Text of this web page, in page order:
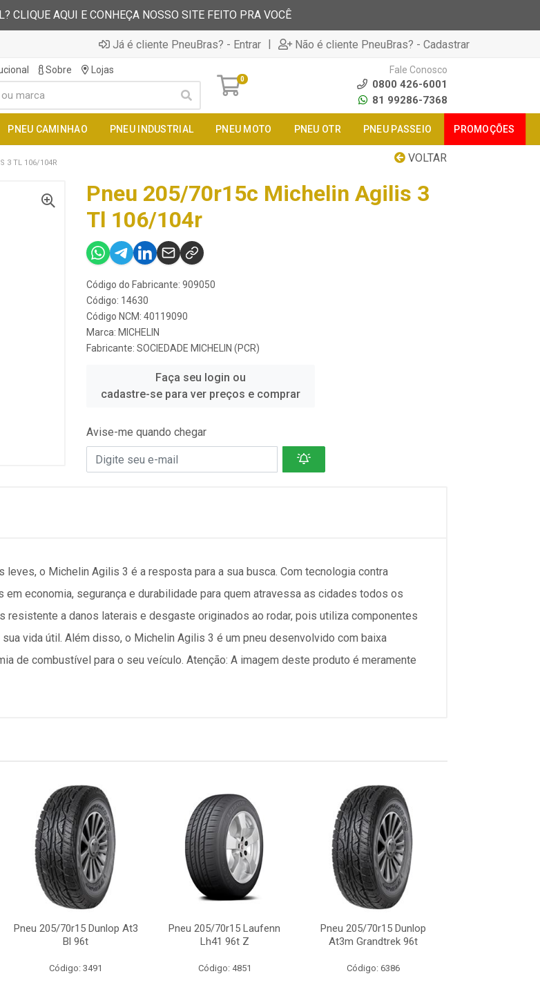
CLIQUE AQUI E CONHEÇA NOSSO SITE FEITO PRA VOCÊ
Já é cliente PneuBras? - Entrar | Não é cliente PneuBras? - Cadastrar
Sobre Lojas
0
Fale Conosco
0800 426-6001
81 99286-7368
PNEU CAMINHAO PNEU INDUSTRIAL PNEU MOTO PNEU OTR PNEU PASSEIO PROMOÇÕES
VOLTAR
3 TL 106/104R
Pneu 205/70r15c Michelin Agilis 3
Tl 106/104r
Código do Fabricante: 909050
Código: 14630
Código NCM: 40119090
Marca: MICHELIN
Fabricante: SOCIEDADE MICHELIN (PCR)
Faça seu login ou
cadastre-se para ver preços e comprar
Avise-me quando chegar
leves, o Michelin Agilis 3 é a resposta para a sua busca. Com tecnologia contra
economia, segurança e durabilidade para quem atravessa as cidades todos os
resistente a danos laterais e desgaste originados ao rodar, pois utiliza componentes
vida útil. Além disso, o Michelin Agilis 3 é um pneu desenvolvido com baixa
de combustível para o seu veículo. Atenção: A imagem deste produto é meramente
Pneu 205/70r15 Dunlop At3
Bl 96t
Código: 3491
Pneu 205/70r15 Laufenn
Lh41 96t Z
Código: 4851
Pneu 205/70r15 Dunlop
At3m Grandtrek 96t
Código: 6386